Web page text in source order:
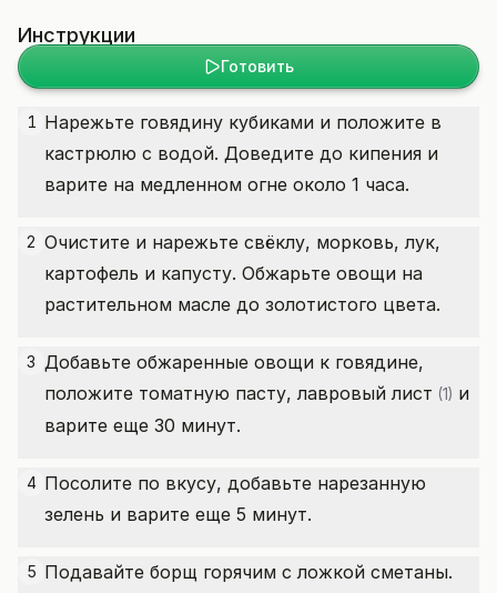
Инструкции
Готовить
1 Нарежьте говядину кубиками и положите в
кастрюлю с водой. Доведите до кипения и
варите на медленном огне около 1 часа.
2 Очистите и нарежьте свёклу, морковь, лук,
картофель и капусту. Обжарьте овощи на
растительном масле до золотистого цвета.
3 Добавьте обжаренные овощи к говядине,
положите томатную пасту,лавровый лист (1) и
варите еще 30 минут.
4 Посолите по вкусу, добавьте нарезанную
зелень и варите еще 5 минут.
5 Подавайте борщ горячим с ложкой сметаны.